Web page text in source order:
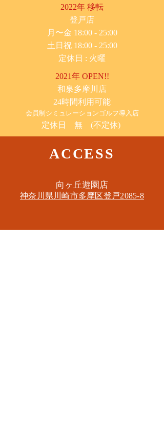
2022年 移転
​登戸店
月〜金 18:00 - 25:00
土日祝 18:00 - 25:00
​定休日 : 火曜
2021年 OPEN!!
​和泉多摩川店
24時間利用可能
​会員制シミュレーションゴルフ導入店
定休日 無 (不定休)
ACCESS
​向ヶ丘遊園店
神奈川県川崎市多摩区​登戸2085-8